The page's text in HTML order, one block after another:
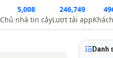
5,008
Chủ nhà tin cậy
246,749
Lượt tải app
Danh